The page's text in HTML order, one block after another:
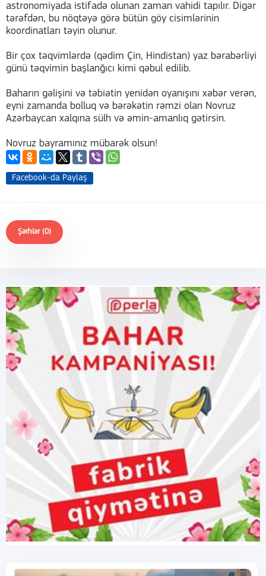
astronomiyada istifadə olunan zaman vahidi tapılır. Digər
tərəfdən, bu nöqtəyə görə bütün göy cisimlərinin
koordinatları təyin olunur.
Bir çox təqvimlərdə (qədim Çin, Hindistan) yaz bərabərliyi
günü təqvimin başlanğıcı kimi qəbul edilib.
Baharın gəlişini və təbiətin yenidən oyanışını xəbər verən,
eyni zamanda bolluq və bərəkətin rəmzi olan Novruz
Azərbaycan xalqına sülh və əmin-amanlıq gətirsin.
Novruz bayramınız mübarək olsun!
Facebook-da Paylaş
Şərhlər (0)